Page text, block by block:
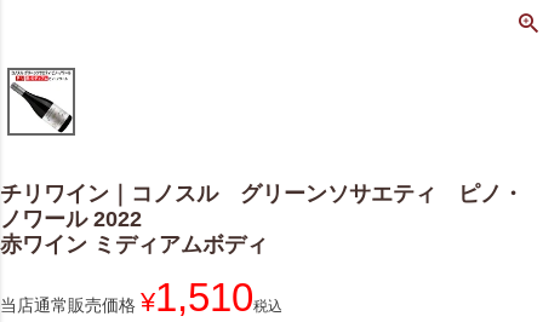
チリワイン｜コノスル グリーンソサエティ ピノ・
ノワール 2022
赤ワイン ミディアムボディ
当店通常販売価格 ¥1,510税込